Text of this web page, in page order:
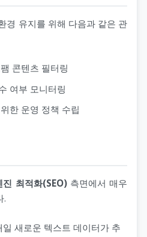
경 유지를 위해 다음과 같은 관
콘텐츠 필터링
여부 모니터링
한 운영 정책 수립
진 최적화(SEO)측면에서 매우
.
일 새로운 텍스트 데이터가 추